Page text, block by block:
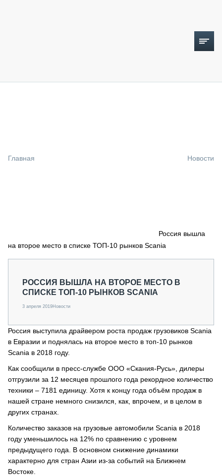
СПЕЦПРОЕКТЫ
О ПРОЕКТЕ
Главная Новости
Россия вышла
на второе место в списке ТОП-10 рынков Scania
РОССИЯ ВЫШЛА НА ВТОРОЕ МЕСТО В
СПИСКЕ ТОП-10 РЫНКОВ SCANIA
3 апреля 2019Новости
Россия выступила драйвером роста продаж грузовиков Scania
в Евразии и поднялась на второе место в топ-10 рынков
Scania в 2018 году.
Как сообщили в пресс-службе ООО «Скания-Русь», дилеры
отгрузили за 12 месяцев прошлого года рекордное количество
техники – 7181 единицу. Хотя к концу года объём продаж в
нашей стране немного снизился, как, впрочем, и в целом в
других странах.
Количество заказов на грузовые автомобили Scania в 2018
году уменьшилось на 12% по сравнению с уровнем
предыдущего года. В основном снижение динамики
характерно для стран Азии из-за событий на Ближнем
Востоке.